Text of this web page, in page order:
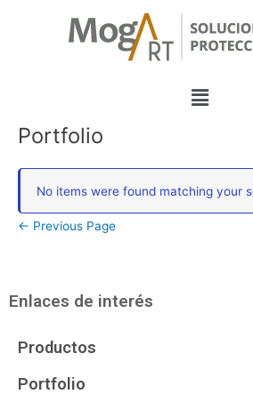
Menu
Portfolio
No items were found matching your
navigation
← Previous Page
Enlaces de interés
Productos
Portfolio